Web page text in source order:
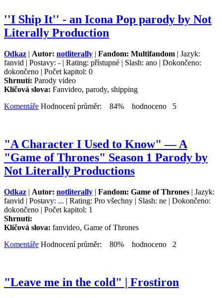
''I Ship It'' - an Icona Pop parody by Not
Literally Production
Odkaz | Autor: notliterally | Fandom: Multifandom | Jazyk:
fanvid | Postavy: - | Rating: přístupné | Slash: ano | Dokončeno:
dokončeno | Počet kapitol: 0
Shrnutí: Parody video
Klíčová slova: Fanvideo, parody, shipping
Komentáře Hodnocení průměr: 84% hodnoceno 5
"A Character I Used to Know" — A
"Game of Thrones" Season 1 Parody by
Not Literally Productions
Odkaz | Autor: notliterally | Fandom: Game of Thrones | Jazyk:
fanvid | Postavy: ... | Rating: Pro všechny | Slash: ne | Dokončeno:
dokončeno | Počet kapitol: 1
Shrnutí:
Klíčová slova: fanvideo, Game of Thrones
Komentáře Hodnocení průměr: 80% hodnoceno 2
"Leave me in the cold" | Frostiron